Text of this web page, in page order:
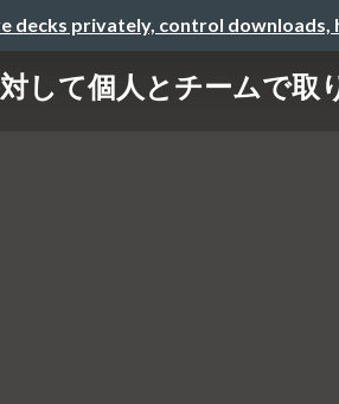
decks privately, control downloads,
して個人とチームで取